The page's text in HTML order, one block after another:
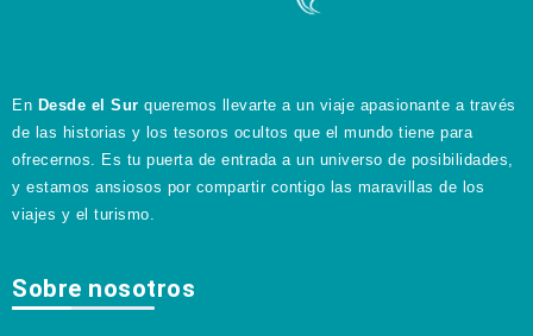
En Desde el Sur queremos llevarte a un viaje apasionante a través
de las historias y los tesoros ocultos que el mundo tiene para
ofrecernos. Es tu puerta de entrada a un universo de posibilidades,
y estamos ansiosos por compartir contigo las maravillas de los
viajes y el turismo.
Sobre nosotros